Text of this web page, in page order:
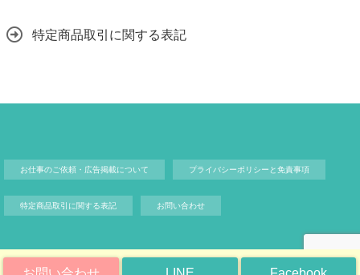
特定商品取引に関する表記
お仕事のご依頼・広告掲載について プライバシーポリシーと免責事項
特定商品取引に関する表記 お問い合わせ